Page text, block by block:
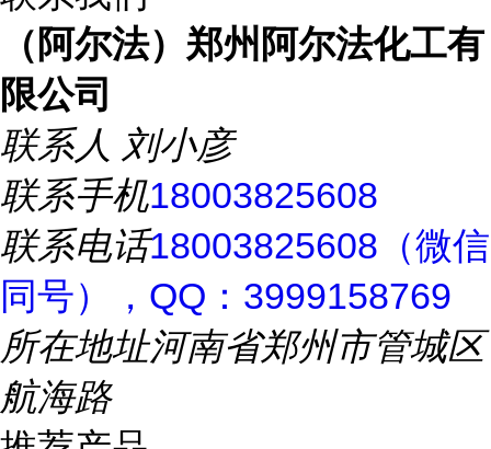
（阿尔法）郑州阿尔法化工有
限公司
联系人 刘小彦
联系手机18003825608
联系电话18003825608（微信
同号），QQ：3999158769
所在地址河南省郑州市管城区
航海路